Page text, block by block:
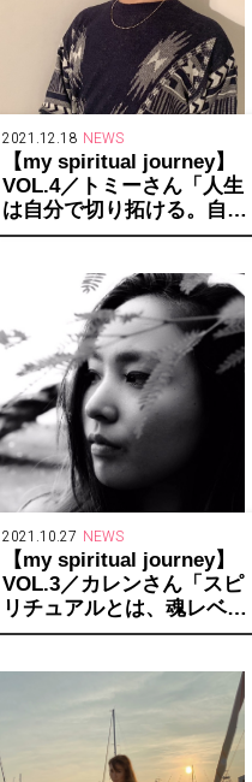
2021.12.18 NEWS
【my spiritual journey】
VOL.4／トミーさん「人生
は自分で切り拓ける。自分
を愛して、信じて、ハッピ
2021.10.27 NEWS
【my spiritual journey】
VOL.3／カレンさん「スピ
リチュアルとは、魂レベル
で生きるということ」